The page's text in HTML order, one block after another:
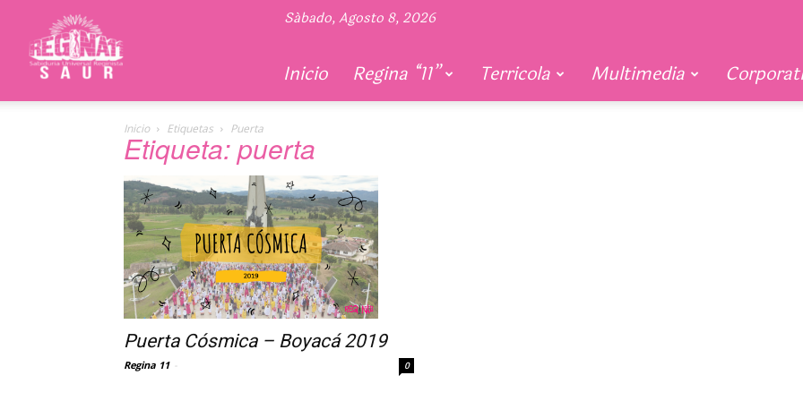
Sábado, Agosto 8, 2026
Inicio Regina “11” Terricola Multimedia
Inicio Etiquetas Puerta
Etiqueta: puerta
Puerta Cósmica – Boyacá 2019
Regina 11 0